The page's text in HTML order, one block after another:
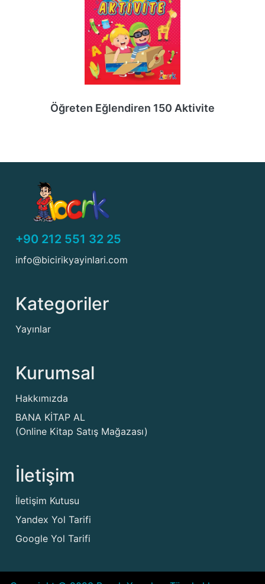
Öğreten Eğlendiren 150 Aktivite
+90 212 551 32 25
info@bicirikyayinlari.com
Kategoriler
Yayınlar
Kurumsal
Hakkımızda
BANA KİTAP AL
(Online Kitap Satış Mağazası)
İletişim
İletişim Kutusu
Yandex Yol Tarifi
Google Yol Tarifi